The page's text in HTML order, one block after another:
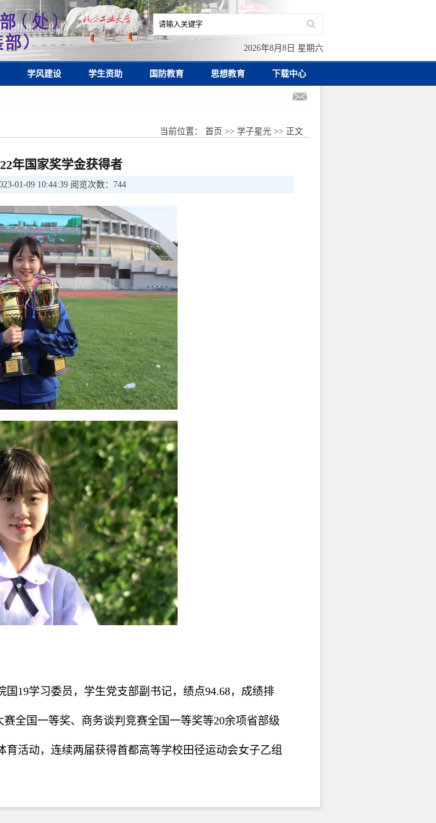
2026年8月8日 星期六
学风建设 学生资助 国防教育 思想教育 下载中心
当前位置： 首页 >> 学子星光 >> 正文
年国家奖学金获得者
01-09 10:44:39阅览次数： 744
19学习委员，学生党支部副书记，绩点94.68，成绩排
全国一等奖、商务谈判竞赛全国一等奖等20余项省部级
活动，连续两届获得首都高等学校田径运动会女子乙组